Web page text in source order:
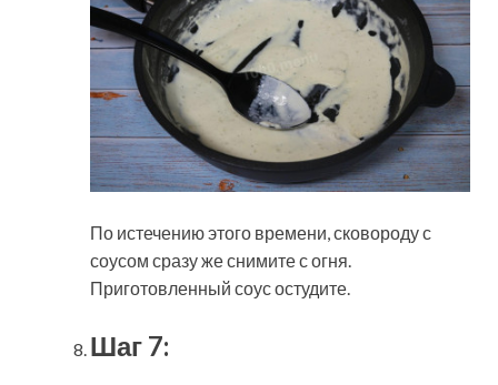
По истечению этого времени, сковороду с
соусом сразу же снимите с огня.
Приготовленный соус остудите.
Шаг 7: